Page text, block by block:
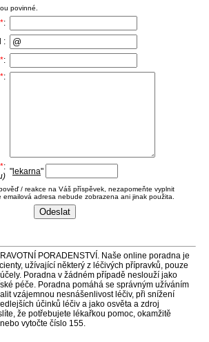
povinné.
*:
:
*:
*:
*: " lekarna"
/ reakce na Váš příspěvek, nezapomeňte vyplnit
emailová adresa nebude zobrazena ani jinak použita.
PORADENSTVÍ. Naše online poradna je
užívající některý z léčivých přípravků, pouze
Poradna v žádném případě neslouží jako
péče. Poradna pomáhá se správným užíváním
vzájemnou nesnášenlivost léčiv, při snížení
účinků léčiv a jako osvěta a zdroj
že potřebujete lékařkou pomoc, okamžitě
vytočte číslo 155.